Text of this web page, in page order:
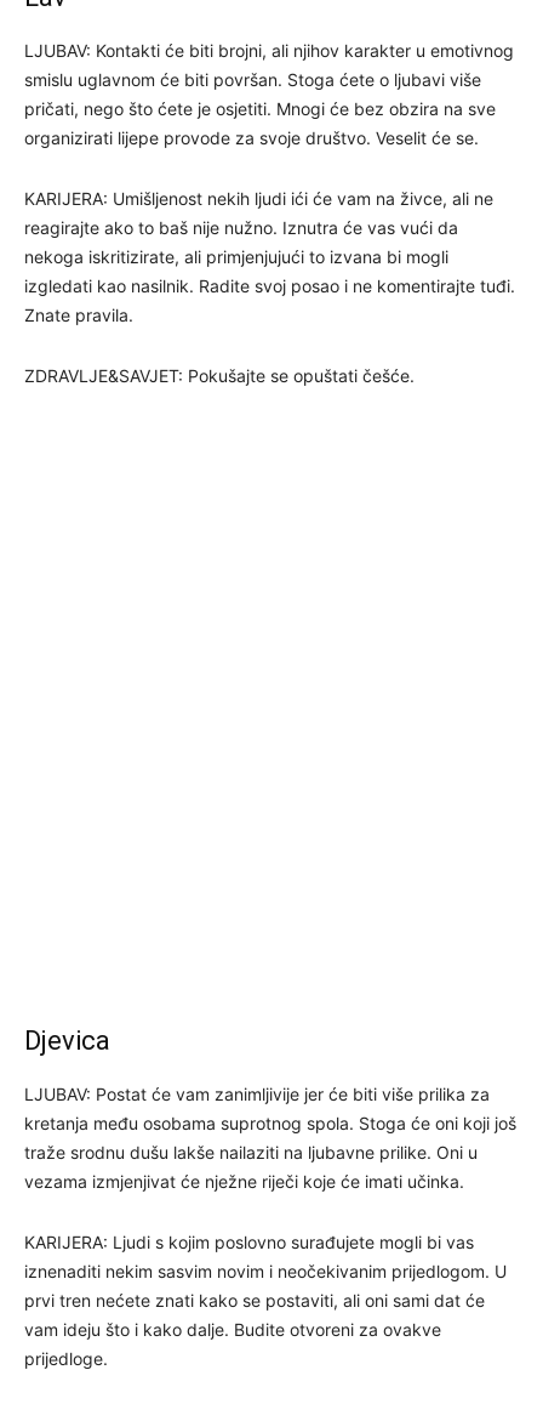
LJUBAV: Kontakti će biti brojni, ali njihov karakter u emotivnog
smislu uglavnom će biti površan. Stoga ćete o ljubavi više
pričati, nego što ćete je osjetiti. Mnogi će bez obzira na sve
organizirati lijepe provode za svoje društvo. Veselit će se.
KARIJERA: Umišljenost nekih ljudi ići će vam na živce, ali ne
reagirajte ako to baš nije nužno. Iznutra će vas vući da
nekoga iskritizirate, ali primjenjujući to izvana bi mogli
izgledati kao nasilnik. Radite svoj posao i ne komentirajte tuđi.
Znate pravila.
ZDRAVLJE&SAVJET: Pokušajte se opuštati češće.
Djevica
LJUBAV: Postat će vam zanimljivije jer će biti više prilika za
kretanja među osobama suprotnog spola. Stoga će oni koji još
traže srodnu dušu lakše nailaziti na ljubavne prilike. Oni u
vezama izmjenjivat će nježne riječi koje će imati učinka.
KARIJERA: Ljudi s kojim poslovno surađujete mogli bi vas
iznenaditi nekim sasvim novim i neočekivanim prijedlogom. U
prvi tren nećete znati kako se postaviti, ali oni sami dat će
vam ideju što i kako dalje. Budite otvoreni za ovakve
prijedloge.